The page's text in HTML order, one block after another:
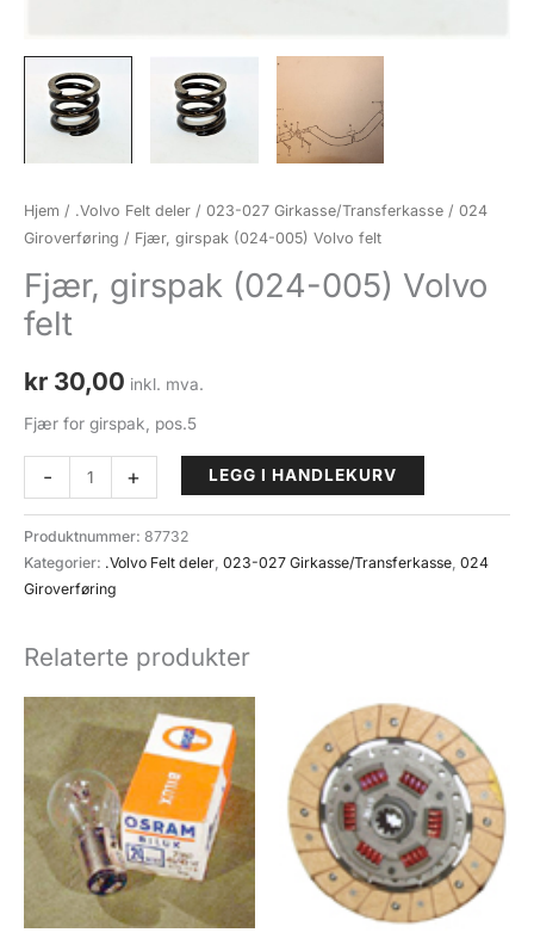
Hjem / .Volvo Felt deler / 023-027 Girkasse/Transferkasse / 024
Giroverføring / Fjær, girspak (024-005) Volvo felt
Fjær, girspak (024-005) Volvo
felt
kr 30,00 inkl. mva.
Fjær for girspak, pos.5
-
girspak
(024-
005)
Volvo
antall
+ LEGG I HANDLEKURV
Produktnummer: 87732
Kategorier: .Volvo Felt deler 023-027 Girkasse/Transferkasse 024
Giroverføring
Relaterte produkter